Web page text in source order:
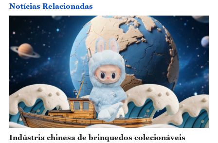
Notícias Relacionadas
Indústria chinesa de brinquedos colecionáveis